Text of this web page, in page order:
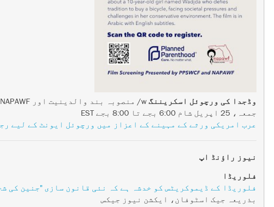
وڈجدا کی ورچوئل اسکریننگw/ منصوبہ بند والدینیت اور NAPAWF
جمعہ، 25 اپریل شام 6:00 بجے تا 8:00 بجے EST
عرب امریکی ورثے کے مہینے کے اعزاز میں ورچوئل ایونٹ کے لیے
نیوز راؤنڈ اپ
فلوریڈا
فلوریڈا کے ڈیموکریٹس کو خدشہ ہے کہ نئی قانون سازی "جنین کی
بذریعہ جیک اسٹوفان، ایکشن نیوز جیکس